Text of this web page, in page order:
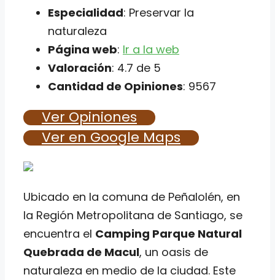
Especialidad: Preservar la
naturaleza
Página web: Ir a la web
Valoración: 4.7 de 5
Cantidad de Opiniones: 9567
Ver Opiniones
Ver en Google Maps
Ubicado en la comuna de Peñalolén, en
la Región Metropolitana de Santiago, se
encuentra el Camping Parque Natural
Quebrada de Macul, un oasis de
naturaleza en medio de la ciudad. Este